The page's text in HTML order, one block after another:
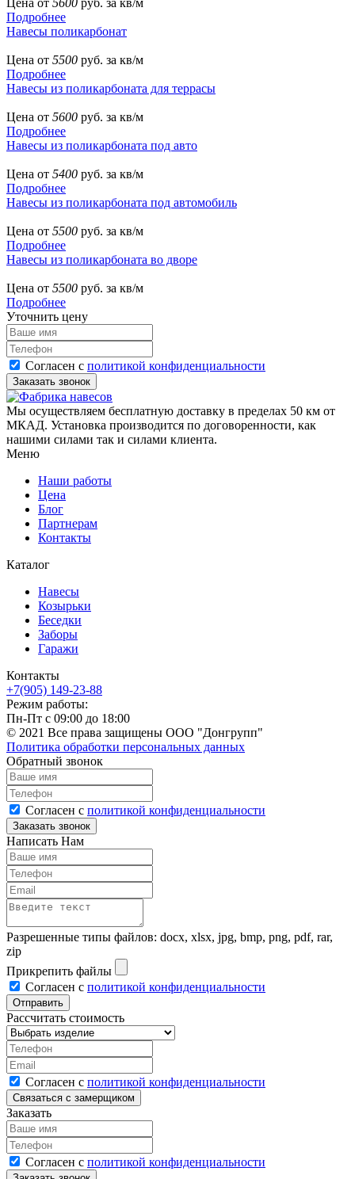
Подробнее
Навесы поликарбонат
Цена от 5500 руб. за кв/м
Подробнее
Навесы из поликарбоната для террасы
Цена от 5600 руб. за кв/м
Подробнее
Навесы из поликарбоната под авто
Цена от 5400 руб. за кв/м
Подробнее
Навесы из поликарбоната под автомобиль
Цена от 5500 руб. за кв/м
Подробнее
Навесы из поликарбоната во дворе
Цена от 5500 руб. за кв/м
Подробнее
Уточнить цену
Согласен с политикой конфиденциальности
Мы осуществляем бесплатную доставку в пределах 50 км от
МКАД. Установка производится по договоренности, как
нашими силами так и силами клиента.
Меню
Наши работы
Цена
Блог
Партнерам
Контакты
Каталог
Навесы
Козырьки
Беседки
Заборы
Гаражи
Контакты
+7(905) 149-23-88
Режим работы:
Пн-Пт с 09:00 до 18:00
© 2021 Все права защищены ООО "Донгрупп"
Политика обработки персональных данных
Обратный звонок
Согласен с политикой конфиденциальности
Написать Нам
Разрешенные типы файлов: docx, xlsx, jpg, bmp, png, pdf, rar,
zip
Прикрепить файлы
Согласен с политикой конфиденциальности
Рассчитать стоимость
Согласен с политикой конфиденциальности
Заказать
Согласен с политикой конфиденциальности